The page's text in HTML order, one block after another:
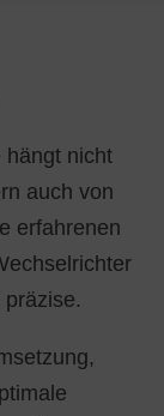
hängt nicht
auch von
erfahrenen